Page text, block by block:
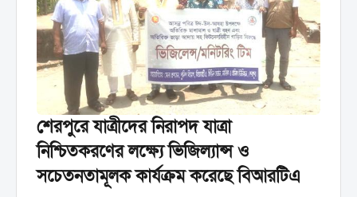
শেরপুরে যাত্রীদের নিরাপদ যাত্রা
নিশ্চিতকরণের লক্ষ্যে ভিজিল্যান্স ও
সচেতনতামূলক কার্যক্রম করেছে বিআরটিএ